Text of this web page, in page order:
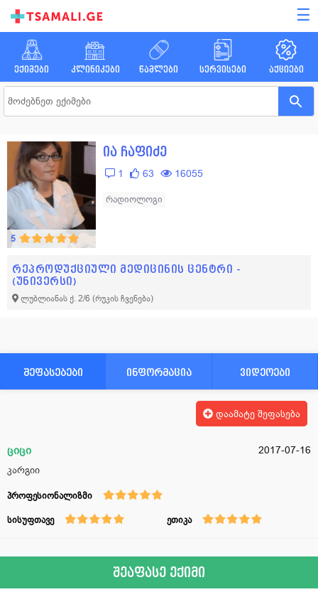
☰
ექიმები კლინიკები წამლები სერვისები აქციები
5
ია ჩაფიძე
1 63 16055
რადიოლოგი
რეპროდუქციული მედიცინის ცენტრი -
(უნივერსი)
ლუბლიანას ქ. 2/6 (რუკის ჩვენება)
შეფასებები ინფორმაცია ვიდეოები
დაამატე შეფასება
ციცი
2017-07-16
კარგიი
პროფესიონალიზმი
სისუფთავე ეთიკა
შეაფასე ექიმი